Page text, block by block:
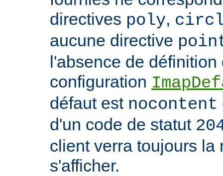
directives poly,
aucune directive
l'absence de
configuration
défaut est nocontent
d'un code de statut
client verra toujours la
s'afficher.